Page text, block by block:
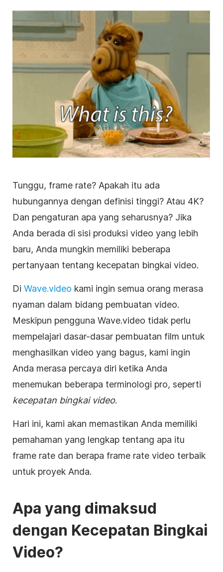
Tunggu, frame rate? Apakah itu ada
hubungannya dengan definisi tinggi? Atau 4K?
Dan pengaturan apa yang seharusnya? Jika
Anda berada di sisi produksi video yang lebih
baru, Anda mungkin memiliki beberapa
pertanyaan tentang kecepatan bingkai video.
Di Wave.video kami ingin semua orang merasa
nyaman dalam bidang pembuatan video.
Meskipun pengguna Wave.video tidak perlu
mempelajari dasar-dasar pembuatan film untuk
menghasilkan video yang bagus, kami ingin
Anda merasa percaya diri ketika Anda
menemukan beberapa terminologi pro, seperti
kecepatan bingkai video.
Hari ini, kami akan memastikan Anda memiliki
pemahaman yang lengkap tentang apa itu
frame rate dan berapa frame rate video terbaik
untuk proyek Anda.
Apa yang dimaksud
dengan Kecepatan Bingkai
Video?